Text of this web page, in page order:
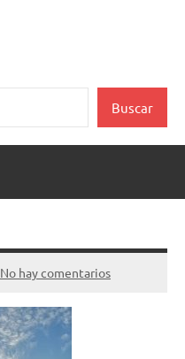
Buscar
No hay comentarios